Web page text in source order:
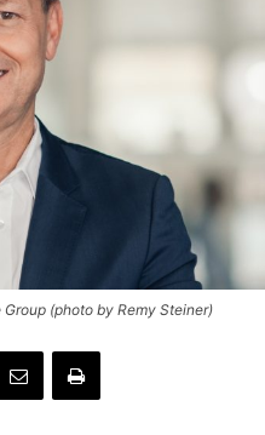
(photo by Remy Steiner)